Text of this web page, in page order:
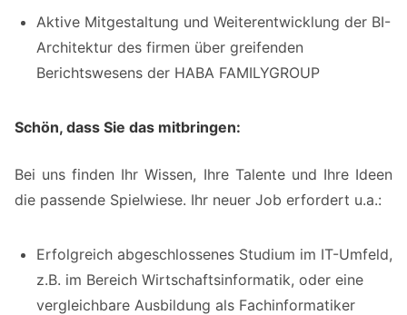
Aktive Mitgestaltung und Weiterentwicklung der BI-
Architektur des firmen über greifenden
Berichtswesens der HABA FAMILYGROUP
Schön, dass Sie das mitbringen:
Bei uns finden Ihr Wissen, Ihre Talente und Ihre Ideen
die passende Spiel­wiese. Ihr neuer Job erfordert u.a.:
Erfolgreich abgeschlossenes Studium im IT-Umfeld,
z.B. im Bereich Wirtschaftsinformatik, oder eine
vergleichbare Ausbildung als Fachinformatiker